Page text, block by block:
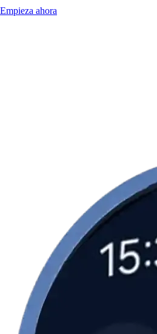
Empieza ahora